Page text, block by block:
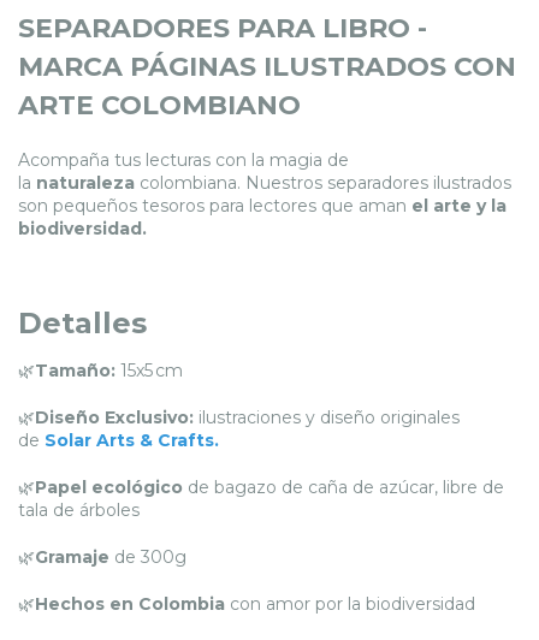
SEPARADORES PARA LIBRO -
MARCA PÁGINAS ILUSTRADOS CON
ARTE COLOMBIANO
Acompaña tus lecturas con la magia de
la naturaleza colombiana. Nuestros separadores ilustrados
son pequeños tesoros para lectores que aman el arte y la
biodiversidad.
Detalles
🌿Tamaño: 15x5 cm
🌿Diseño Exclusivo: ilustraciones y diseño originales
de Solar Arts & Crafts.
🌿Papel ecológico de bagazo de caña de azúcar, libre de
tala de árboles
🌿Gramaje de 300g
🌿Hechos en Colombia con amor por la biodiversidad